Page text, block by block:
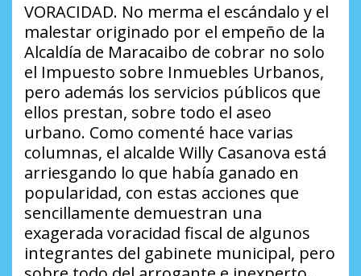
VORACIDAD. No merma el escándalo y el
malestar originado por el empeño de la
Alcaldía de Maracaibo de cobrar no solo
el Impuesto sobre Inmuebles Urbanos,
pero además los servicios públicos que
ellos prestan, sobre todo el aseo
urbano. Como comenté hace varias
columnas, el alcalde Willy Casanova está
arriesgando lo que había ganado en
popularidad, con estas acciones que
sencillamente demuestran una
exagerada voracidad fiscal de algunos
integrantes del gabinete municipal, pero